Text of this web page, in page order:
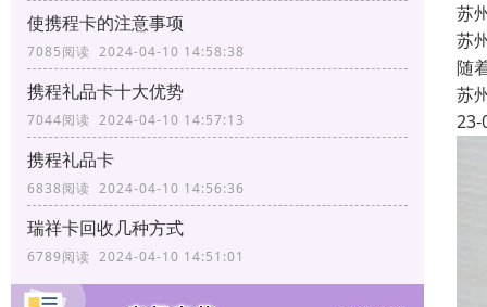
使携程卡的注意事项
7085阅读 2024-04-10 14:58:38
携程礼品卡十大优势
7044阅读 2024-04-10 14:57:13
携程礼品卡
6838阅读 2024-04-10 14:56:36
瑞祥卡回收几种方式
6789阅读 2024-04-10 14:51:01
苏
苏
随
苏
23-